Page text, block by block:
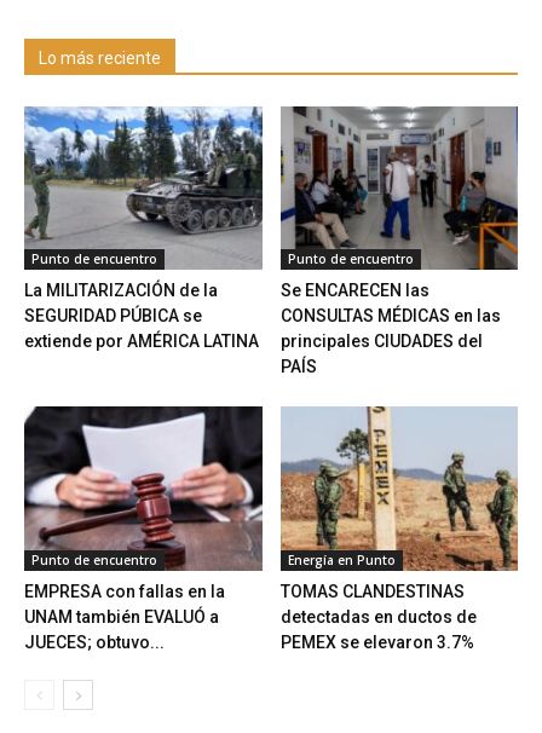
Lo más reciente
Punto de encuentro
La MILITARIZACIÓN de la
SEGURIDAD PÚBICA se
extiende por AMÉRICA LATINA
Punto de encuentro
Se ENCARECEN las
CONSULTAS MÉDICAS en las
principales CIUDADES del
PAÍS
Punto de encuentro
EMPRESA con fallas en la
UNAM también EVALUÓ a
JUECES; obtuvo...
Energía en Punto
TOMAS CLANDESTINAS
detectadas en ductos de
PEMEX se elevaron 3.7%